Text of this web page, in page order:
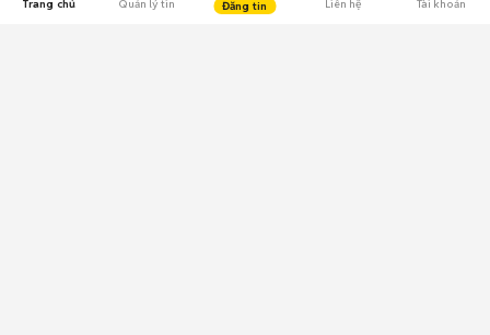
Trang chủ Quản lý tin Đăng tin Liên hệ Tài khoản